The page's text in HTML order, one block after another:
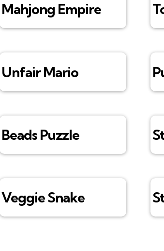
Mahjong Empire
Unfair Mario
Beads Puzzle
Veggie Snake